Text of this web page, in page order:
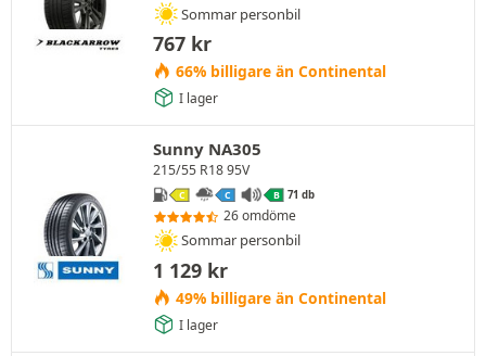
Sommar personbil
767 kr
66% billigare än Continental
I lager
Sunny NA305
215/55 R18 95V
C C B 71 db
26 omdöme
Sommar personbil
1 129 kr
49% billigare än Continental
I lager